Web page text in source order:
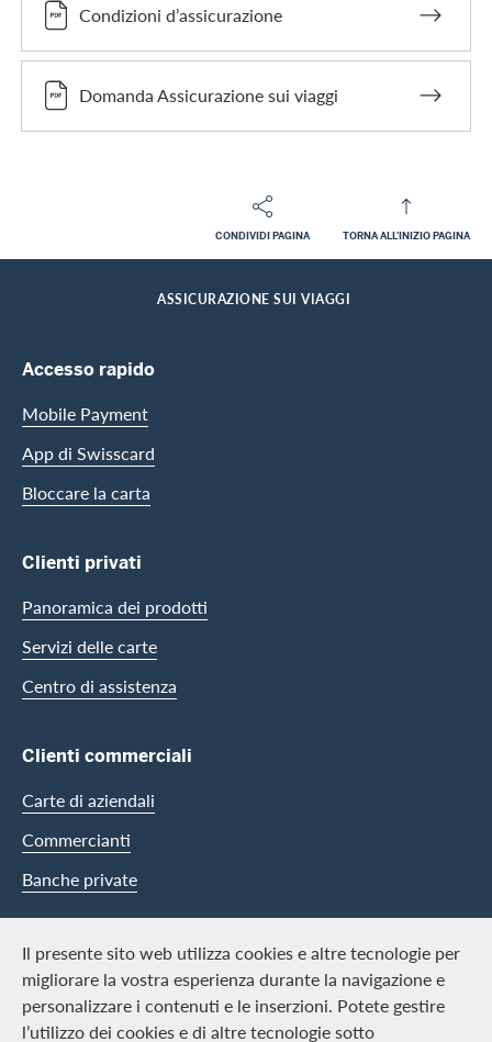
Il presente sito web utilizza cookies e altre tecnologie per
migliorare la vostra esperienza durante la navigazione e
personalizzare i contenuti e le inserzioni. Potete gestire
l’utilizzo dei cookies e di altre tecnologie sotto
Condizioni d’assicurazione
Domanda Assicurazione sui viaggi
CONDIVIDI PAGINA TORNA ALL'INIZIO PAGINA
Footer
ASSICURAZIONE SUI VIAGGI
Footer Navigation
Accesso rapido
Mobile Payment
App di Swisscard
Bloccare la carta
Clienti privati
Panoramica dei prodotti
Servizi delle carte
Centro di assistenza
Clienti commerciali
Carte di aziendali
Commercianti
Banche private
Swisscard
Carriera
Offerte di lavoro